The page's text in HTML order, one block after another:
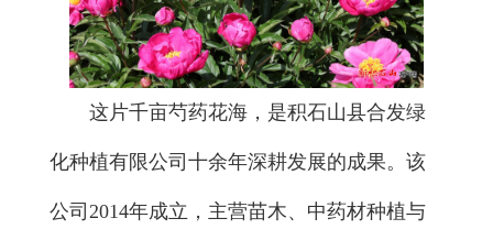
这片千亩芍药花海，是积石山县合发绿
化种植有限公司十余年深耕发展的成果。该
公司2014年成立，主营苗木、中药材种植与